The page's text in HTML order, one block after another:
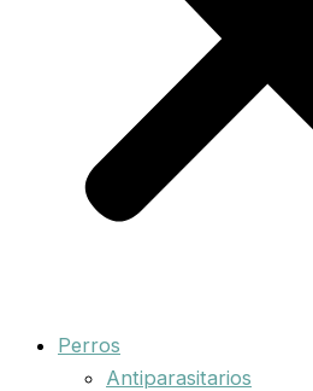
Perros
Antiparasitarios